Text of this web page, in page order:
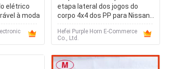
elétrico
à moda
etapa lateral dos jogos do
corpo 4x4 dos PP para Nissan
Navara Np300 2015+
Hefei Purple Horn E-Commerce
Co., Ltd.